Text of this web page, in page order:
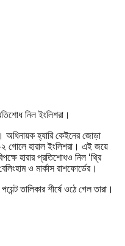
অধিনায়ক হ্যারি কেইনের জোড়া
গোলে হারাল ইংলিশরা। এই জয়ে
হারার প্রতিশোধও নিল ‘থ্রি
ও মার্কাস রাশফোর্ডের।
তালিকার শীর্ষে ওঠে গেল তারা।